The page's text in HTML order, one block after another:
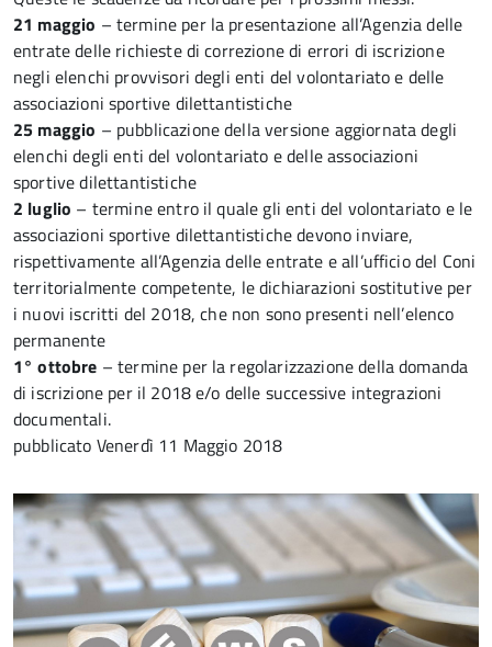
21 maggio – termine per la presentazione all’Agenzia delle
entrate delle richieste di correzione di errori di iscrizione
negli elenchi provvisori degli enti del volontariato e delle
associazioni sportive dilettantistiche
25 maggio – pubblicazione della versione aggiornata degli
elenchi degli enti del volontariato e delle associazioni
sportive dilettantistiche
2 luglio – termine entro il quale gli enti del volontariato e le
associazioni sportive dilettantistiche devono inviare,
rispettivamente all’Agenzia delle entrate e all’ufficio del Coni
territorialmente competente, le dichiarazioni sostitutive per
i nuovi iscritti del 2018, che non sono presenti nell’elenco
permanente
1° ottobre – termine per la regolarizzazione della domanda
di iscrizione per il 2018 e/o delle successive integrazioni
documentali.
pubblicato Venerdì 11 Maggio 2018